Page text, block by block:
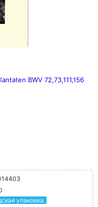
BWV 72,73,111,156
упаковка.